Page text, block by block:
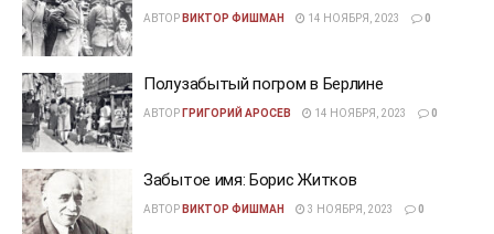
АВТОР ВИКТОР ФИШМАН 14 НОЯБРЯ, 2023 0
Полузабытый погром в Берлине
АВТОР ГРИГОРИЙ АРОСЕВ 14 НОЯБРЯ, 2023 0
Забытое имя: Борис Житков
АВТОР ВИКТОР ФИШМАН 3 НОЯБРЯ, 2023 0